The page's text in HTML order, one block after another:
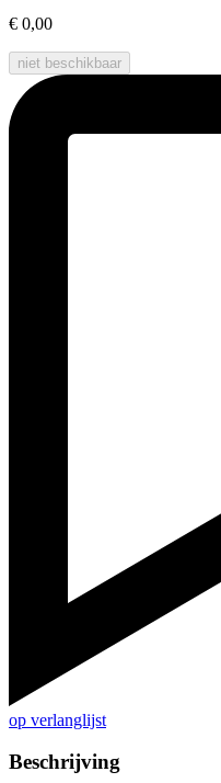
€ 0,00
niet beschikbaar
op verlanglijst
Beschrijving